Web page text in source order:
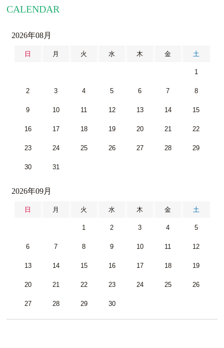
CALENDAR
2026年08月
日 月 火 水 木 金 土
1
2 3 4 5 6 7 8
9 10 11 12 13 14 15
16 17 18 19 20 21 22
23 24 25 26 27 28 29
30 31
2026年09月
日 月 火 水 木 金 土
1 2 3 4 5
6 7 8 9 10 11 12
13 14 15 16 17 18 19
20 21 22 23 24 25 26
27 28 29 30